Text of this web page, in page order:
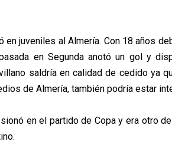
en juveniles al Almería. Con 18 años
en Segunda anotó un gol y
saldría en calidad de cedido ya
de Almería, también podría estar
en el partido de Copa y era otro